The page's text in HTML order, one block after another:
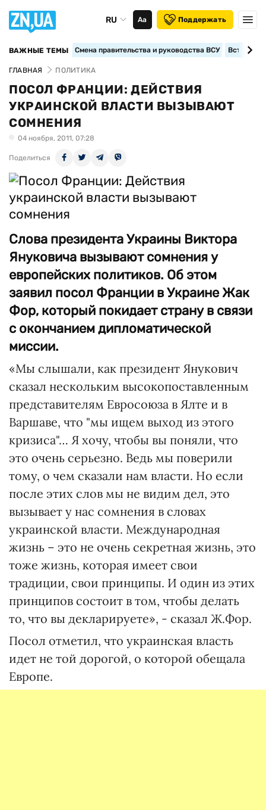
RU Аа Поддержать
ВАЖНЫЕ ТЕМЫ Смена правительства и руководства ВСУ
ГЛАВНАЯ ПОЛИТИКА
ПОСОЛ ФРАНЦИИ: ДЕЙСТВИЯ
УКРАИНСКОЙ ВЛАСТИ ВЫЗЫВАЮТ
СОМНЕНИЯ
04 ноября, 2011, 07:28
Поделиться
Слова президента Украины Виктора
Януковича вызывают сомнения у
европейских политиков. Об этом
заявил посол Франции в Украине Жак
Фор, который покидает страну в связи
с окончанием дипломатической
миссии.
«Мы слышали, как президент Янукович
сказал нескольким высокопоставленным
представителям Евросоюза в Ялте и в
Варшаве, что "мы ищем выход из этого
кризиса"… Я хочу, чтобы вы поняли, что
это очень серьезно. Ведь мы поверили
тому, о чем сказали нам власти. Но если
после этих слов мы не видим дел, это
вызывает у нас сомнения в словах
украинской власти. Международная
жизнь – это не очень секретная жизнь, это
тоже жизнь, которая имеет свои
традиции, свои принципы. И один из этих
принципов состоит в том, чтобы делать
то, что вы декларируете», - сказал Ж.Фор.
Посол отметил, что украинская власть
идет не той дорогой, о которой обещала
Европе.